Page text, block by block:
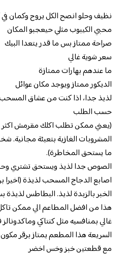
نظيف وحلو انصح الكل يروح وكمان
محبي الكيبوب مثلي حيعجبو المكان
صراحة ممتاز بس ما قدر يتعدا البيك
سعر شوية غالي
ما عندهم بهارات ممتازة
الديكور ممتاز ويوجد مكان عوائل
لذيذ جدا، اذا كنت من عشاق
حسب الطلب
(يعني ممكن تطلب اكلك مقرمش
المشروبات الغازية بتعبئة مجانية.
ما يستحق المخاطرة).
الصوص جدا لذيذ ويستحق تشتري
اصابع الدجاج المسحب لذيذة
الخبر بالزبدة لذيذ. البطاطس
هذا من افضل المطاعم الي ممكن
غالي بمنافسيه مثل كنتاكي
السريعة هذا المطعم يمتاز برقر
مع قطعتين خبز وخس اخضر